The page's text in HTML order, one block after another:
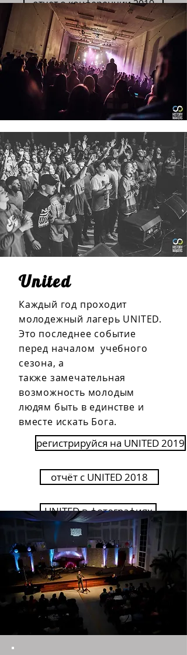
oтчет о конференции 2019
United
Каждый год проходит
молодежный лагерь UNITED.
Это последнее событие
перед началом учебного
сезона, а
также замечательная
возможность молодым
людям быть в единстве и
вместе искать Бога.
регистрируйся на UNITED 2019
oтчёт c UNITED 2018
UNITED в фотографиях